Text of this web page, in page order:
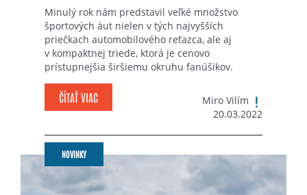
Minulý rok nám predstavil veľké množstvo
športových áut nielen v tých najvyšších
priečkach automobilového reťazca, ale aj
v kompaktnej triede, ktorá je cenovo
prístupnejšia širšiemu okruhu fanúšikov.
ČÍTAŤ VIAC
Miro Vilím
20.03.2022
NOVINKY